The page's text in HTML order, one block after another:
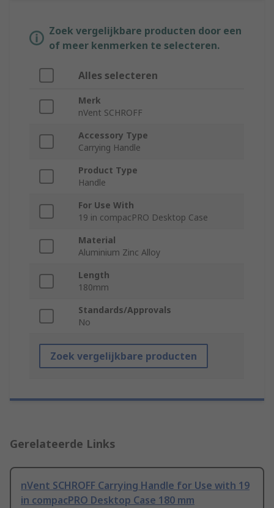
Zoek vergelijkbare producten door een
of meer kenmerken te selecteren.
Alles selecteren
Merk
nVent SCHROFF
Accessory Type
Carrying Handle
Product Type
Handle
For Use With
19 in compacPRO Desktop Case
Material
Aluminium Zinc Alloy
Length
180mm
Standards/Approvals
No
Zoek vergelijkbare producten
Gerelateerde Links
nVent SCHROFF Carrying Handle for Use with 19
in compacPRO Desktop Case 180 mm